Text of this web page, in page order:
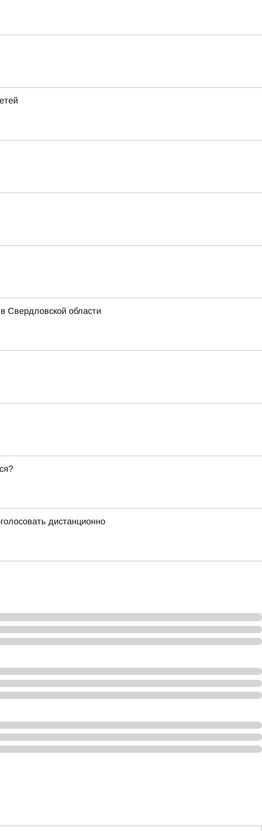
Свердловской области
дистанционно